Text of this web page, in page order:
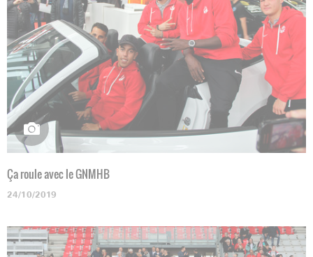
Ça roule avec le GNMHB
24/10/2019